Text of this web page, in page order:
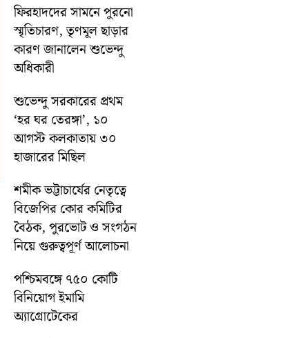
ফিরহাদদের সামনে পুরনো
স্মৃতিচারণ, তৃণমূল ছাড়ার
কারণ জানালেন শুভেন্দু
অধিকারী
শুভেন্দু সরকারের প্রথম
‘হর ঘর তেরঙ্গা’, ১০
আগস্ট কলকাতায় ৩০
হাজারের মিছিল
শমীক ভট্টাচার্যের নেতৃত্বে
বিজেপির কোর কমিটির
বৈঠক, পুরভোট ও সংগঠন
নিয়ে গুরুত্বপূর্ণ আলোচনা
পশ্চিমবঙ্গে ৭৫০ কোটি
বিনিয়োগ ইমামি
অ্যাগ্রোটেকের